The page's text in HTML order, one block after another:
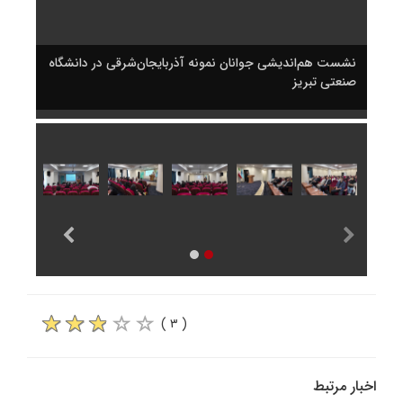
نشست هم‌اندیشی جوانان نمونه آذربایجان‌شرقی در دانشگاه
صنعتی تبریز
( ۳ )
اخبار مرتبط